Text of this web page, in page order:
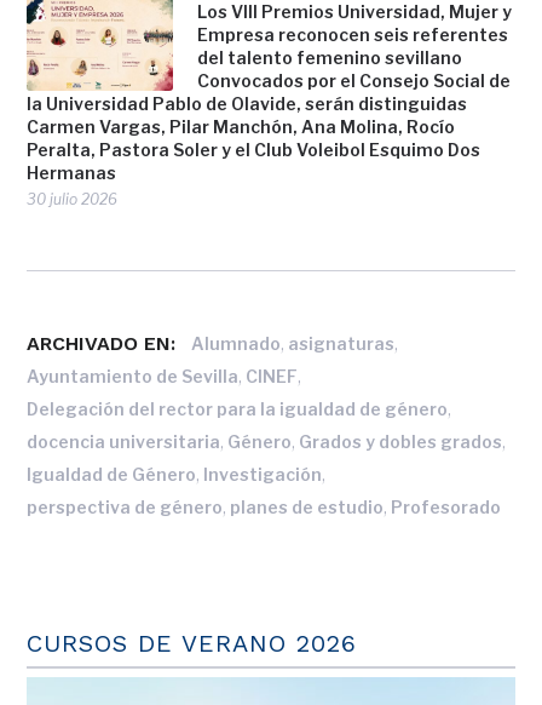
Los VIII Premios Universidad, Mujer y
Empresa reconocen seis referentes
del talento femenino sevillano
Convocados por el Consejo Social de
la Universidad Pablo de Olavide, serán distinguidas
Carmen Vargas, Pilar Manchón, Ana Molina, Rocío
Peralta, Pastora Soler y el Club Voleibol Esquimo Dos
Hermanas
30 julio 2026
ARCHIVADO EN: Alumnado, asignaturas,
Ayuntamiento de Sevilla, CINEF,
Delegación del rector para la igualdad de género,
docencia universitaria, Género, Grados y dobles grados,
Igualdad de Género, Investigación,
perspectiva de género, planes de estudio, Profesorado
CURSOS DE VERANO 2026